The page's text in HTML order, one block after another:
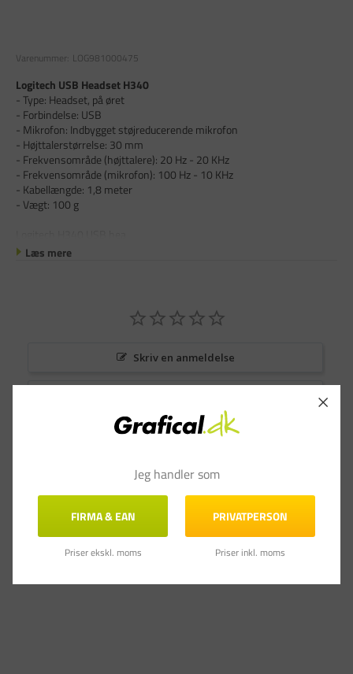
Varenummer: LOG981000475
Logitech USB Headset H340
- Type: Headset, på øret
- Forbindelse: USB
- Mikrofon: Indbygget støjreducerende mikrofon
- Højttalerstørrelse: 30 mm
- Frekvensområde (højttalere): 20 Hz - 20 KHz
- Frekvensområde (mikrofon): 100 Hz - 10 KHz
- Kabellængde: 1,8 meter
- Vægt: 100 g
Læs mere
Skriv en anmeldelse
Spørgsmål & Svar
Jeg handler som
FIRMA & EAN
Priser ekskl. moms
PRIVATPERSON
Priser inkl. moms